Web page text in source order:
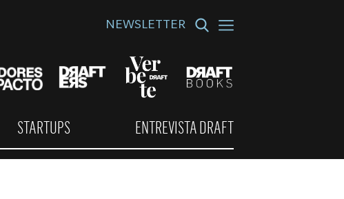
NEWSLETTER
STARTUPS ENTREVISTA DRAFT